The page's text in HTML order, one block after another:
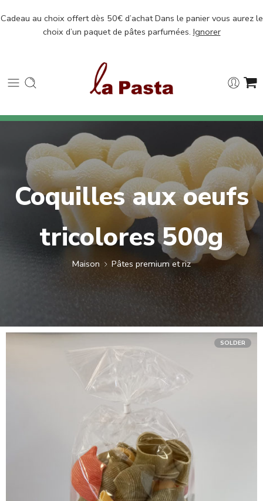
Cadeau au choix offert dès 50€ d’achat Dans le panier vous aurez le
choix d’un paquet de pâtes parfumées. Ignorer
Coquilles aux oeufs
tricolores 500g
Maison Pâtes premium et riz
SOLDER